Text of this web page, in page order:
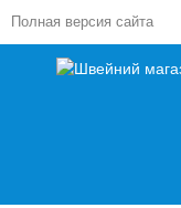
Полная версия сайта